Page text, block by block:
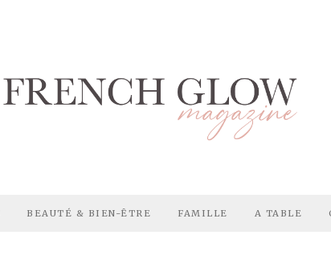
BEAUTÉ & BIEN-ÊTRE FAMILLE A TABLE